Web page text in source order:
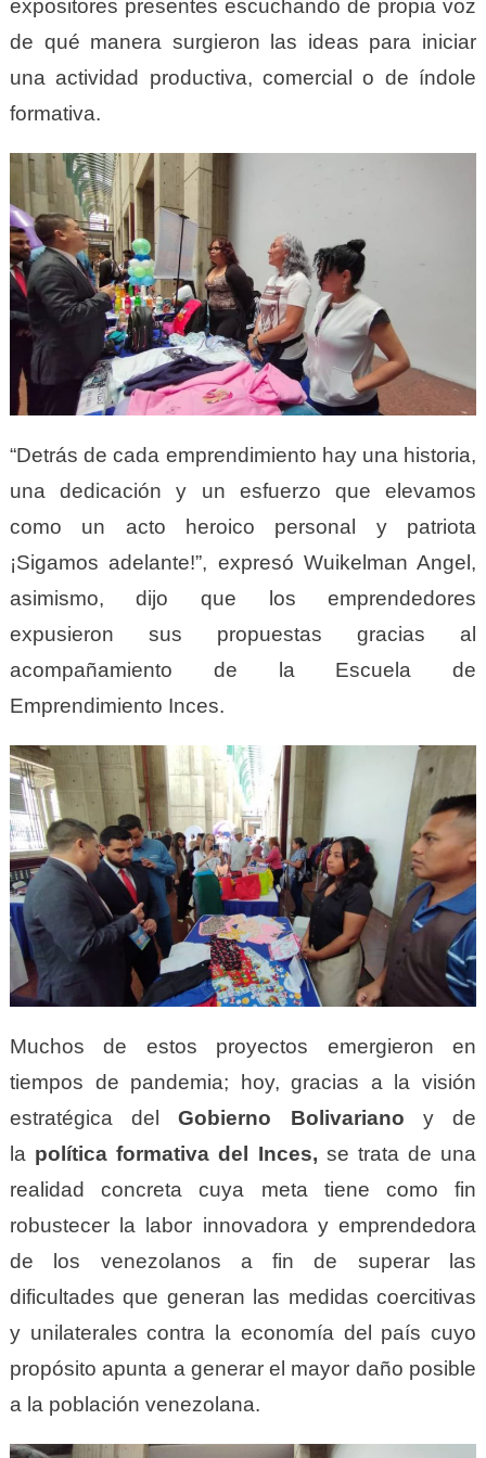
expositores presentes escuchando de propia voz
de qué manera surgieron las ideas para iniciar
una actividad productiva, comercial o de índole
formativa.
“Detrás de cada emprendimiento hay una historia,
una dedicación y un esfuerzo que elevamos
como un acto heroico personal y patriota
¡Sigamos adelante!”, expresó Wuikelman Angel,
asimismo, dijo que los emprendedores
expusieron sus propuestas gracias al
acompañamiento de la Escuela de
Emprendimiento Inces.
Muchos de estos proyectos emergieron en
tiempos de pandemia; hoy, gracias a la visión
estratégica delGobierno Bolivariano y de
la política formativa del Inces, se trata de una
realidad concreta cuya meta tiene como fin
robustecer la labor innovadora y emprendedora
de los venezolanos a fin de superar las
dificultades que generan las medidas coercitivas
y unilaterales contra la economía del país cuyo
propósito apunta a generar el mayor daño posible
a la población venezolana.